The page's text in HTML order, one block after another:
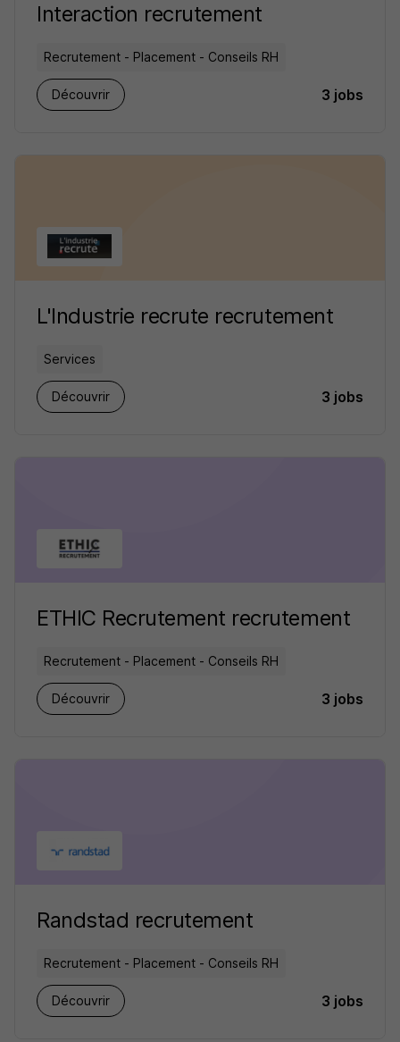
Interaction recrutement
Recrutement - Placement - Conseils RH
Découvrir 3 jobs
L'Industrie recrute recrutement
Services
Découvrir 3 jobs
ETHIC Recrutement recrutement
Recrutement - Placement - Conseils RH
Découvrir 3 jobs
Randstad recrutement
Recrutement - Placement - Conseils RH
Découvrir 3 jobs